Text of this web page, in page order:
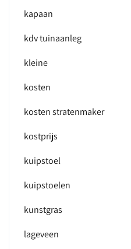
kapaan
kdv tuinaanleg
kleine
kosten
kosten stratenmaker
kostprijs
kuipstoel
kuipstoelen
kunstgras
lageveen